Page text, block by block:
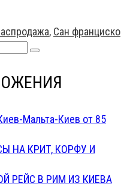
, Сан франциско
Мальта-Киев от 85
НА КРИТ, КОРФУ И
РЕЙС В РИМ ИЗ КИЕВА